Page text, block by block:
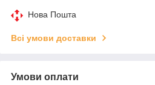
Нова Пошта
Всі умови доставки
Умови оплати